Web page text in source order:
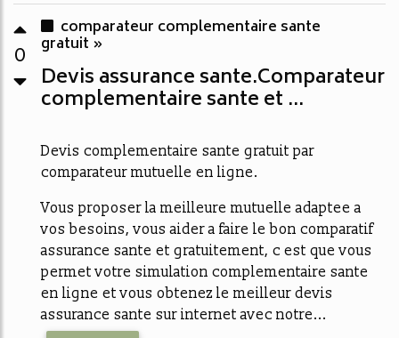
0
comparateur complementaire sante
gratuit »
Devis assurance sante.Comparateur
complementaire sante et ...
Devis complementaire sante gratuit par
comparateur mutuelle en ligne.
Vous proposer la meilleure mutuelle adaptee a
vos besoins, vous aider a faire le bon comparatif
assurance sante et gratuitement, c est que vous
permet votre simulation complementaire sante
en ligne et vous obtenez le meilleur devis
assurance sante sur internet avec notre...